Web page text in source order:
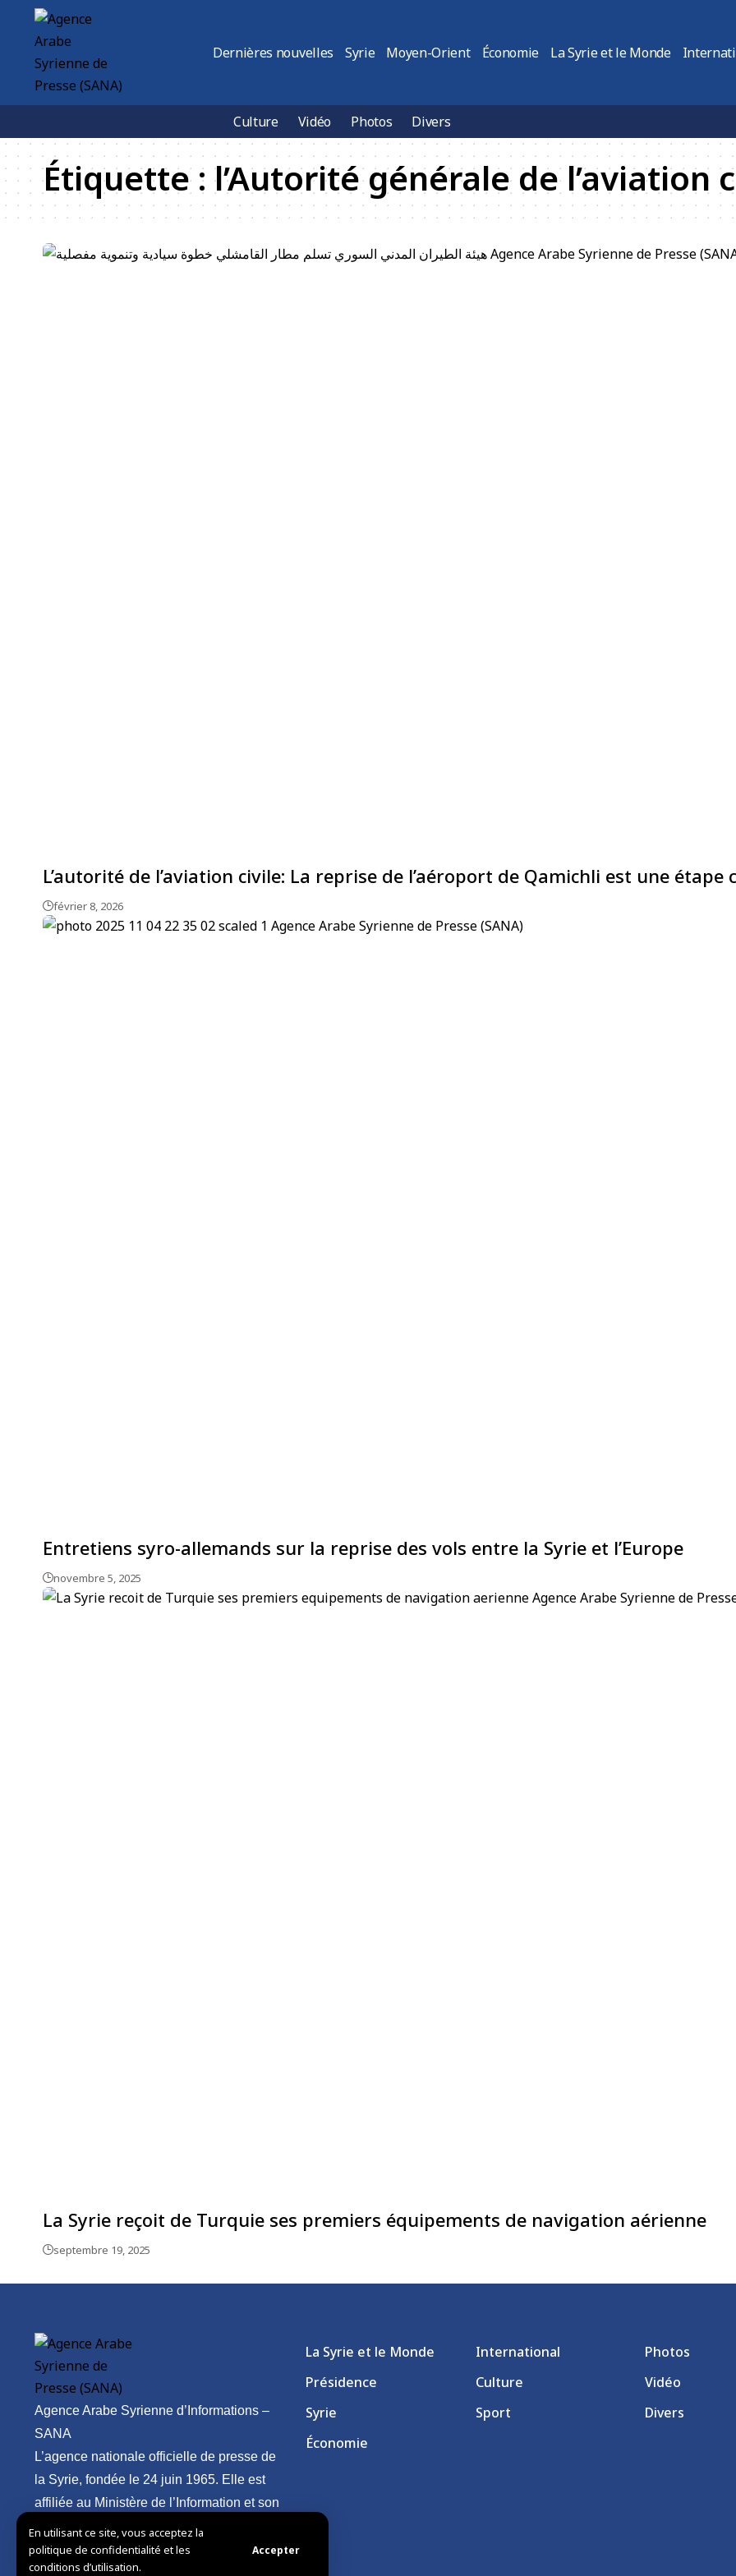
En utilisant ce site, vous acceptez la
politique de confidentialité et les
conditions d’utilisation.
Accepter
Dernières nouvelles Syrie Moyen-Orient Économie La Syrie et le Monde
Culture Vidéo Photos Divers
Étiquette : l’Autorité générale de l’aviation
L’autorité de l’aviation civile: La reprise de l’aéroport de Qamichli est une étape
février 8, 2026
Entretiens syro-allemands sur la reprise des vols entre la Syrie et l’Europe
novembre 5, 2025
La Syrie reçoit de Turquie ses premiers équipements de navigation aérienne
septembre 19, 2025
Agence Arabe Syrienne d’Informations –
SANA
L’agence nationale officielle de presse de
la Syrie, fondée le 24 juin 1965. Elle est
affiliée au Ministère de l’Information et son
siège est à Damas.
La Syrie et le Monde
Présidence
Syrie
Économie
International
Culture
Sport
Photos
Vidéo
Divers